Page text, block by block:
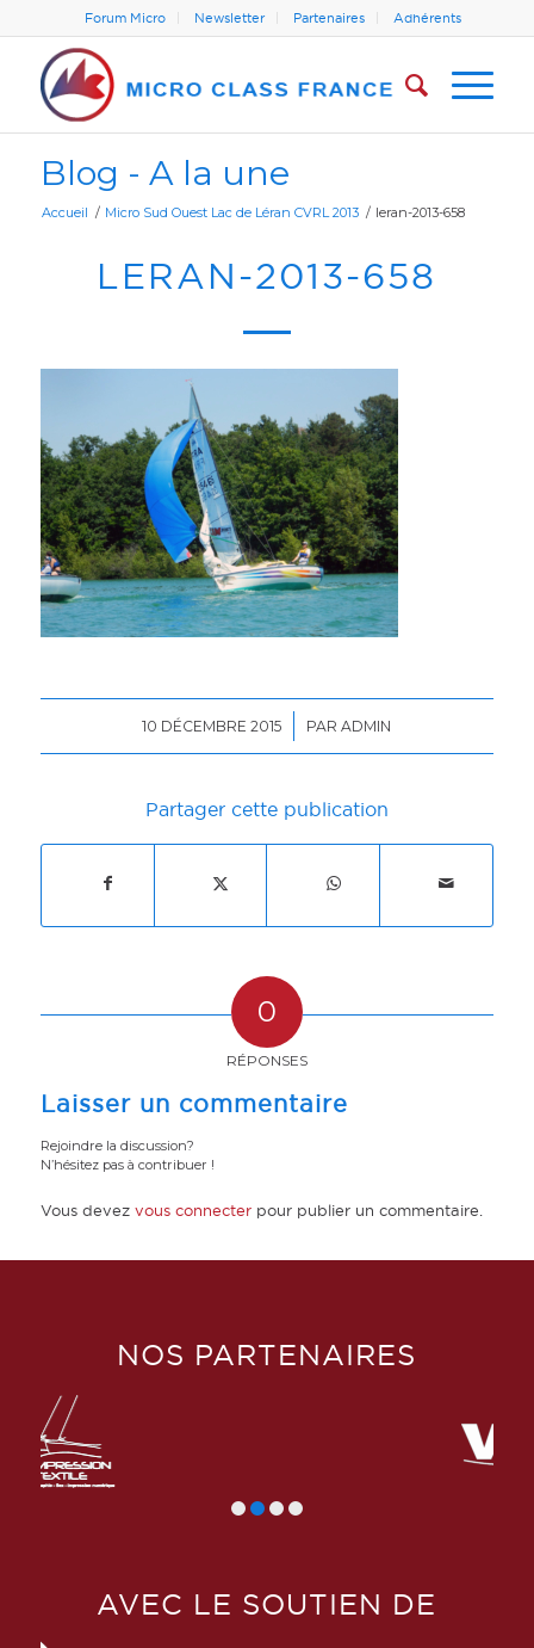
Forum Micro Newsletter Partenaires Adhérents
Blog - A la une
Accueil / Micro Sud Ouest Lac de Léran CVRL 2013 / leran-2013-658
LERAN-2013-658
10 DÉCEMBRE 2015
/ PARADMIN
Partager cette publication
0
RÉPONSES
Laisser un commentaire
Rejoindre la discussion?
N’hésitez pas à contribuer !
Vous devez vous connecterpour publier un commentaire.
NOS PARTENAIRES
AVEC LE SOUTIEN DE